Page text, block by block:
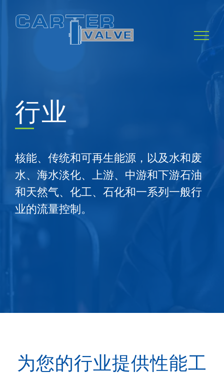
行业
核能、传统和可再生能源，以及水和废
水、海水淡化、上游、中游和下游石油
和天然气、化工、石化和一系列一般行
业的流量控制。
为您的行业提供性能工